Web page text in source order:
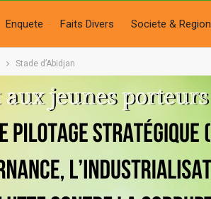
Enquete Faits Divers Societe & Region
Stade d’Abidjan